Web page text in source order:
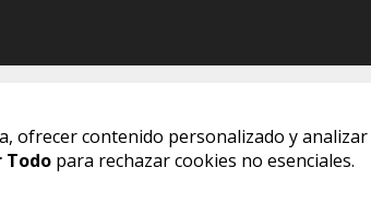
ofrecer contenido personalizado y
Todo para rechazar cookies no esenciales.